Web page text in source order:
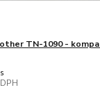
TN-1090 -